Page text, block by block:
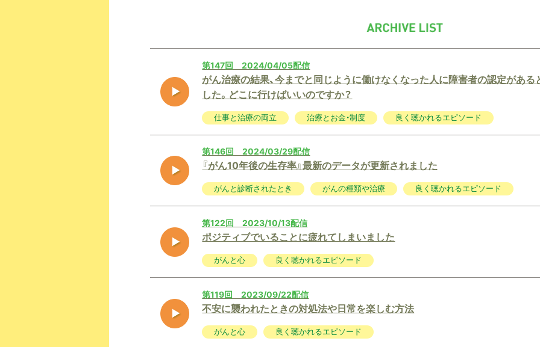
第147回 2024/04/05配信
がん治療の結果、今までと同じように働けなくなった人に障害者の認定がある
した。どこに行けばいいのですか？
仕事と治療の両立 治療とお金・制度 良く聴かれるエピソード
第146回 2024/03/29配信
『がん10年後の生存率』最新のデータが更新されました
がんと診断されたとき がんの種類や治療 良く聴かれるエピソード
第122回 2023/10/13配信
ポジティブでいることに疲れてしまいました
がんと心 良く聴かれるエピソード
第119回 2023/09/22配信
不安に襲われたときの対処法や日常を楽しむ方法
がんと心 良く聴かれるエピソード